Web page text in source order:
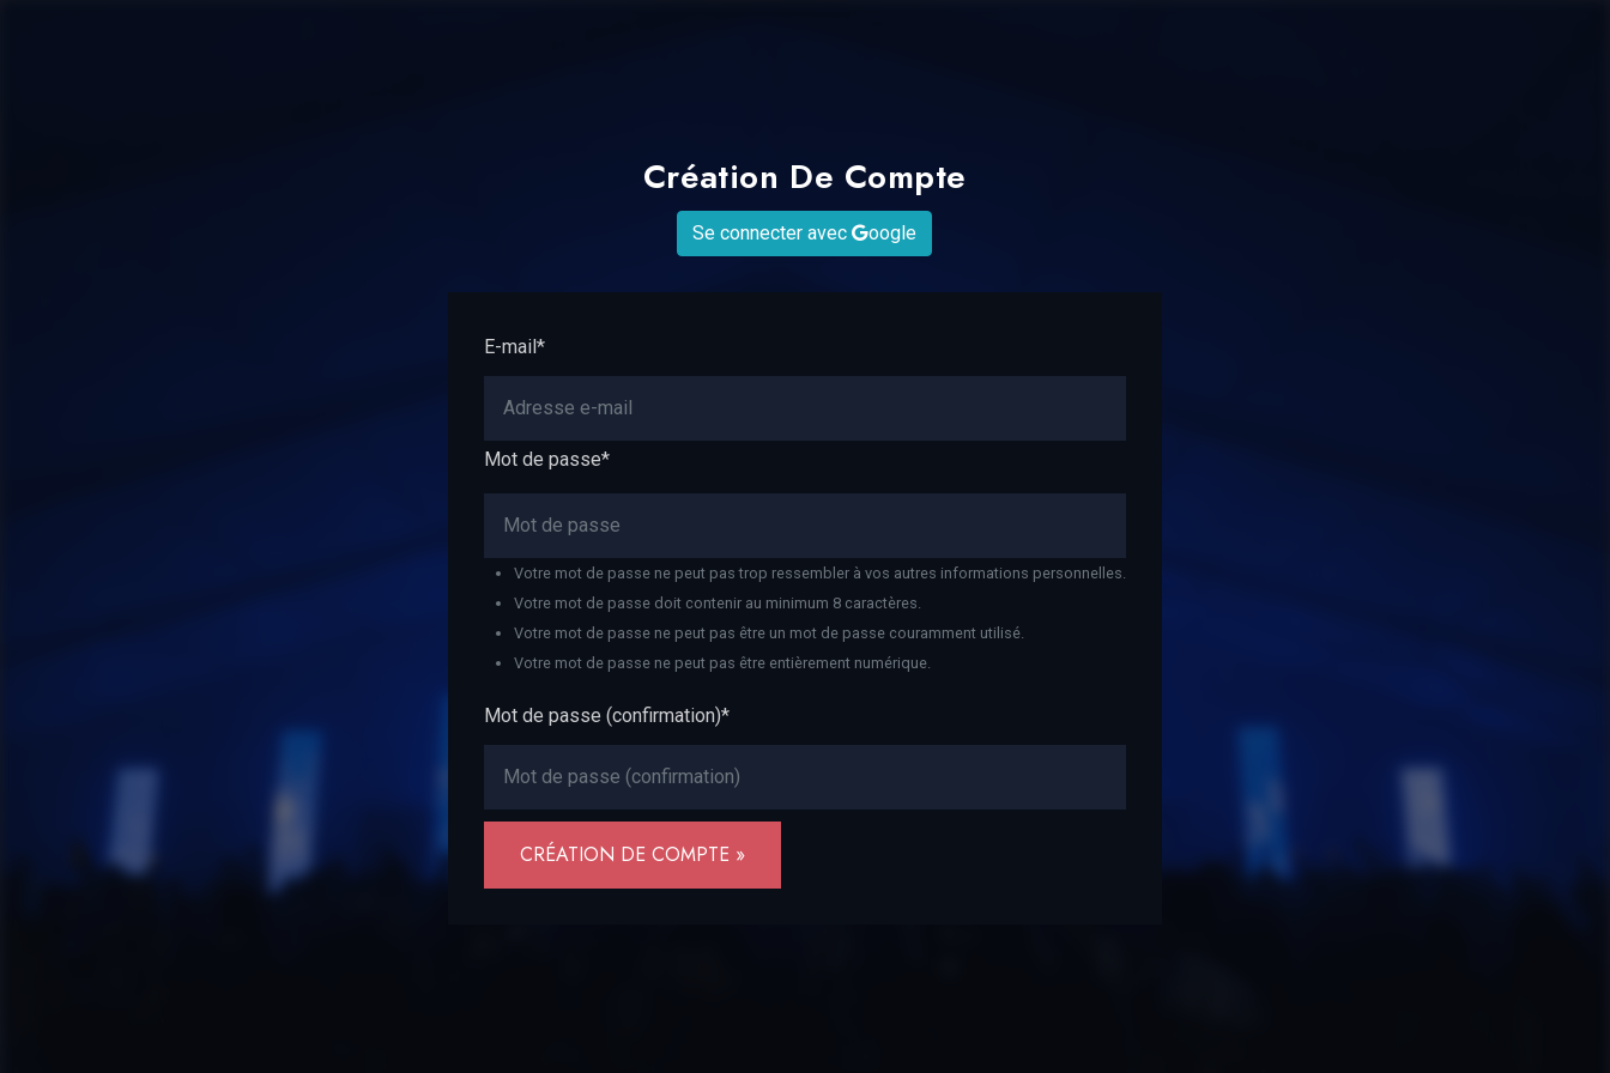
Création De Compte
Se connecter avec oogle
E-mail*
Mot de passe*
Votre mot de passe ne peut pas trop ressembler à vos autres informations personnelles.
Votre mot de passe doit contenir au minimum 8 caractères.
Votre mot de passe ne peut pas être un mot de passe couramment utilisé.
Votre mot de passe ne peut pas être entièrement numérique.
Mot de passe (confirmation)*
CRÉATION DE COMPTE »